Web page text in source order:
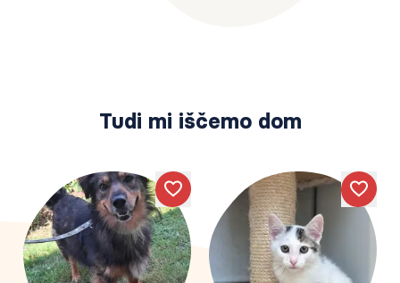
Tudi mi iščemo dom
Like Like